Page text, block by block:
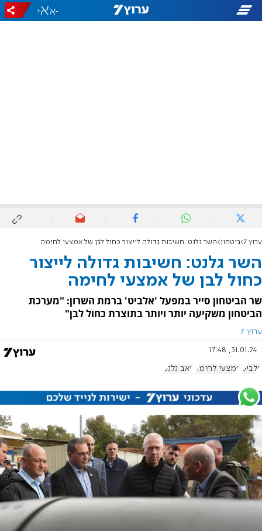
-
+
ערוץ 7 ביטחון השר גלנט: חשיבות גדולה לייצור כחול לבן של אמצעי לחימה
השר גלנט: חשיבות גדולה לייצור
כחול לבן של אמצעי לחימה
שר הביטחון סייר במפעל 'אלביט' ברמת השרון: "מערכת
הביטחון משקיעה יותר ויותר בתוצרת כחול לבן"
ערוץ 7
31.01.24, 17:48
אלביט אמצעי לחימה יואב גלנט